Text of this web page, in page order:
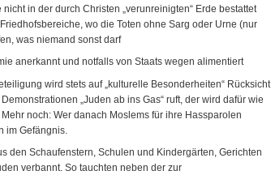
in der durch Christen „verunreinigten“ Erde bestattet
wo die Toten ohne Sarg oder Urne (nur
was niemand sonst darf
anerkannt und notfalls von Staats wegen alimentiert
wird stets auf „kulturelle Besonderheiten“ Rücksicht
„Juden ab ins Gas“ ruft, der wird dafür wie
noch: Wer danach Moslems für ihre Hassparolen
im Gefängnis.
den Schaufenstern, Schulen und Kindergärten, Gerichten
verbannt. So tauchten neben der zur